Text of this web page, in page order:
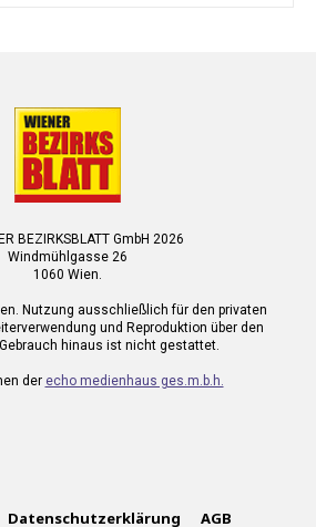
BEZIRKSBLATT GmbH 2026
Windmühlgasse 26
1060 Wien.
Nutzung ausschließlich für den privaten
und Reproduktion über den
hinaus ist nicht gestattet.
der echo medienhaus ges.m.b.h.
Datenschutzerklärung AGB